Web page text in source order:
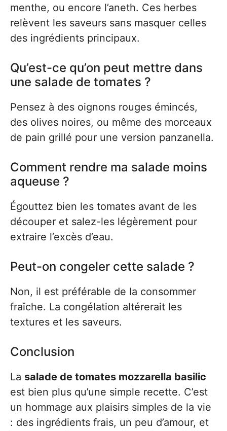
menthe, ou encore l’aneth. Ces herbes
relèvent les saveurs sans masquer celles
des ingrédients principaux.
Qu’est-ce qu’on peut mettre dans
une salade de tomates ?
Pensez à des oignons rouges émincés,
des olives noires, ou même des morceaux
de pain grillé pour une version panzanella.
Comment rendre ma salade moins
aqueuse ?
Égouttez bien les tomates avant de les
découper et salez-les légèrement pour
extraire l’excès d’eau.
Peut-on congeler cette salade ?
Non, il est préférable de la consommer
fraîche. La congélation altérerait les
textures et les saveurs.
Conclusion
La salade de tomates mozzarella basilic
est bien plus qu’une simple recette. C’est
un hommage aux plaisirs simples de la vie
: des ingrédients frais, un peu d’amour, et